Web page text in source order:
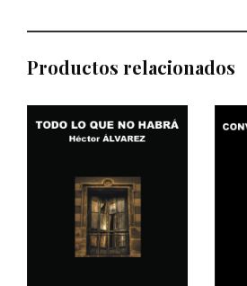
Productos relacionados